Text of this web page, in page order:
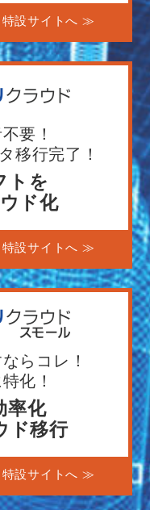
特設サイトへ ≫
要！
移行完了！
トを
ド化
特設サイトへ ≫
らコレ！
化！
率化
ド移行
特設サイトへ ≫